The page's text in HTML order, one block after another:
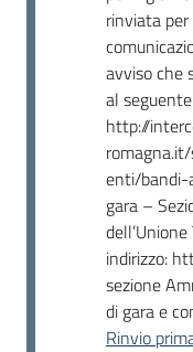
rinviata
avviso che
al
http://
enti/
gara –
indirizzo:
sezione
di gara e
Rinvio